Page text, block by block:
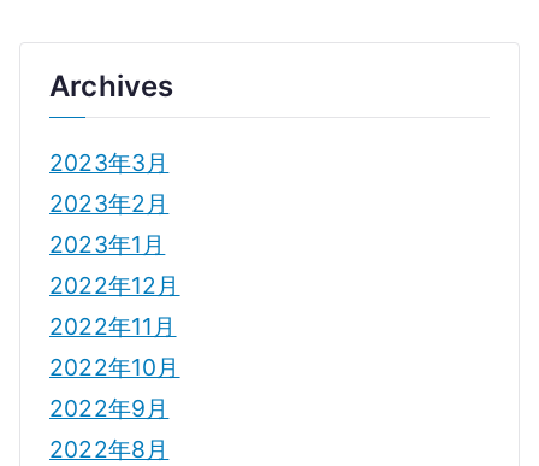
Archives
2023年3月
2023年2月
2023年1月
2022年12月
2022年11月
2022年10月
2022年9月
2022年8月